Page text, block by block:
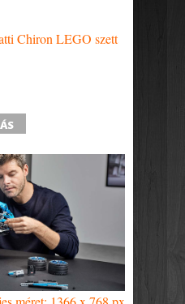
Chiron LEGO szett